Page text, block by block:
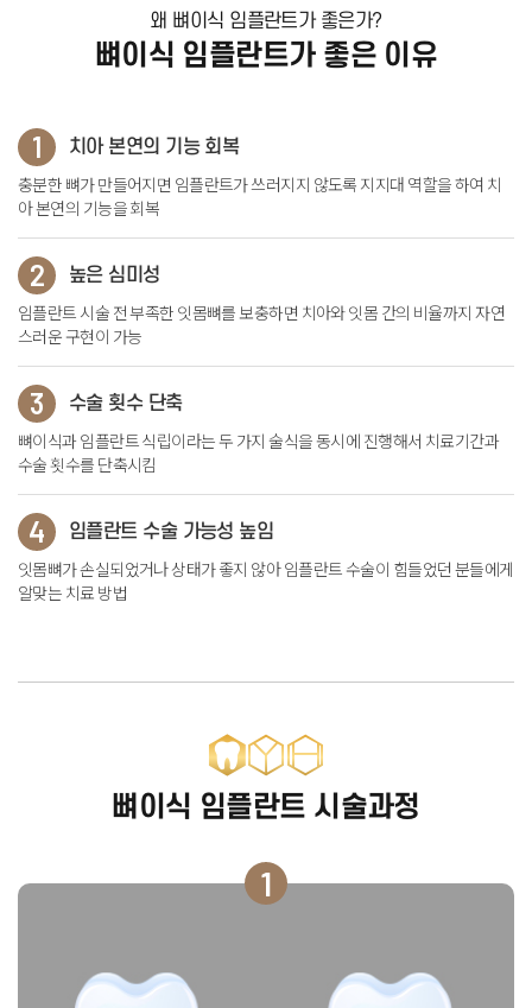
왜 뼈이식 임플란트가 좋은가?
뼈이식 임플란트가 좋은 이유
1 치아 본연의 기능 회복
충분한 뼈가 만들어지면 임플란트가 쓰러지지 않도록 지지대 역할을 하여 치
아 본연의 기능을 회복
2 높은 심미성
임플란트 시술 전 부족한 잇몸뼈를 보충하면 치아와 잇몸 간의 비율까지 자연
스러운 구현이 가능
3 수술 횟수 단축
뼈이식과 임플란트 식립이라는 두 가지 술식을 동시에 진행해서 치료기간과
수술 횟수를 단축시킴
4 임플란트 수술 가능성 높임
잇몸뼈가 손실되었거나 상태가 좋지 않아 임플란트 수술이 힘들었던 분들에게
알맞는 치료 방법
뼈이식 임플란트 시술과정
1